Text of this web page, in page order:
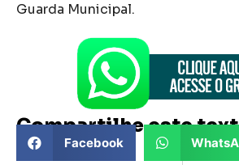
Guarda Municipal.
Compartilhe este
Facebook